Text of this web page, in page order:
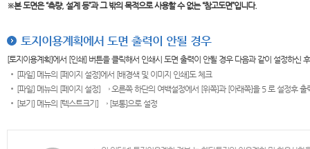
※본 도면은“측량, 설계 등”과 그 밖의 목적으로 사용할 수 없는 “참고도면”입니다.
토지이용계획에서 도면 출력이 안될 경우
[토지이용계획]에서 [인쇄] 버튼을 클릭해서 인쇄시 도면 출력이 안될 경우 다음과 같이 설정하신
[파일] 메뉴의 [페이지 설정]에서 [배경색 및 이미지 인쇄]도 체크
[파일] 메뉴의 [페이지 설정] → 오른쪽 하단의 여백설정에서 [위쪽]과 [아래쪽]을 5 로 설정후 출
[보기] 메뉴의 [텍스트크기] → [보통]으로 설정